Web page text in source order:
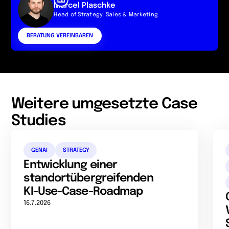
Marcel Plaschke
Head of Strategy, Sales & Marketing
BERATUNG VEREINBAREN
Weitere umgesetzte Case
Studies
GENAI STRATEGY
Entwicklung einer
standortübergreifenden
KI-Use-Case-Roadmap
16.7.2026